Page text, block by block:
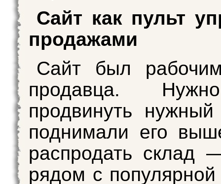
Сайт как пульт
продажами
Сайт был
продавца.
продвинуть
поднимали его
распродать склад
рядом с